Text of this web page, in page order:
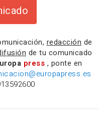
redacción de
de tu comunicado
press , ponte en